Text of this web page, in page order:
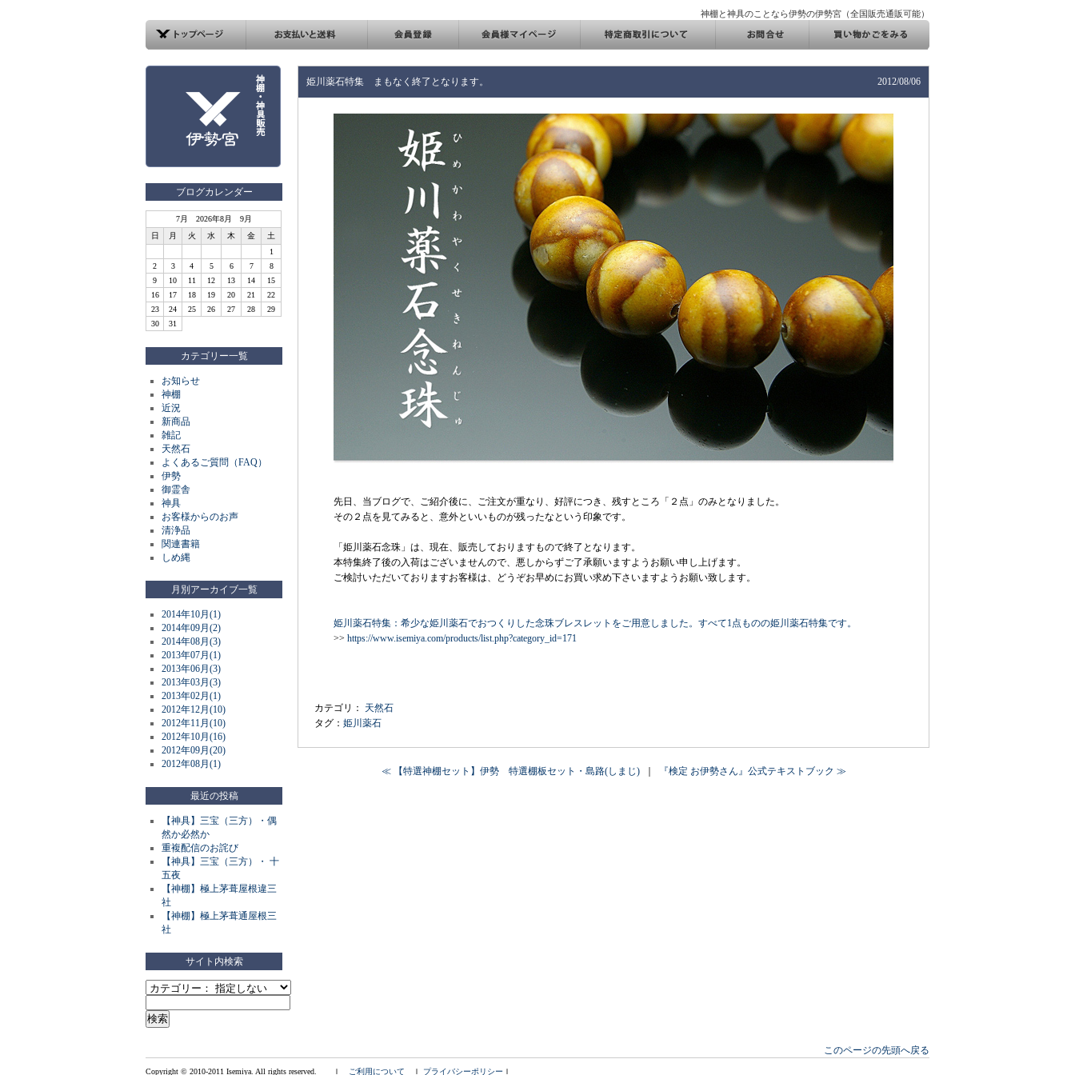
神棚と神具のことなら伊勢の伊勢宮（全国販売通販可能）
ブログカレンダー
7月 2026年8月 9月
日
月 火 水 木 金
土
1
2
3 4 5 6 7
8
9
10 11 12 13 14
15
16
17 18 19 20 21
22
23
24 25 26 27 28
29
30
31
カテゴリー一覧
お知らせ
神棚
近況
新商品
雑記
天然石
よくあるご質問（FAQ）
伊勢
御霊舎
神具
お客様からのお声
清浄品
関連書籍
しめ縄
月別アーカイブ一覧
2014年10月(1)
2014年09月(2)
2014年08月(3)
2013年07月(1)
2013年06月(3)
2013年03月(3)
2013年02月(1)
2012年12月(10)
2012年11月(10)
2012年10月(16)
2012年09月(20)
2012年08月(1)
最近の投稿
【神具】三宝（三方）・偶
然か必然か
重複配信のお詫び
【神具】三宝（三方）・ 十
五夜
【神棚】極上茅葺屋根違三
社
【神棚】極上茅葺通屋根三
社
サイト内検索
姫川薬石特集 まもなく終了となります。 2012/08/06
先日、当ブログで、ご紹介後に、ご注文が重なり、好評につき、残すところ「２点」のみとなりました。
その２点を見てみると、意外といいものが残ったなという印象です。
「姫川薬石念珠」は、現在、販売しておりますもので終了となります。
本特集終了後の入荷はございませんので、悪しからずご了承願いますようお願い申し上げます。
ご検討いただいておりますお客様は、どうぞお早めにお買い求め下さいますようお願い致します。
姫川薬石特集 ：希少な姫川薬石でおつくりした念珠ブレスレットをご用意しました。すべて1点ものの姫川薬石特集です。
>> https://www.isemiya.com/products/list.php?category_id=171
カテゴリ：
天然石
タグ： 姫川薬石
≪ 【特選神棚セット】伊勢 特選棚板セット・島路(しまじ)｜ 『検定 お伊勢さん』公式テキストブック ≫
このページの先頭へ戻る
Copyright © 2010-2011 Isemiya. All rights reserved. ｌ ご利用について ｌ プライバシーポリシー ｌ